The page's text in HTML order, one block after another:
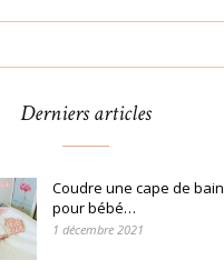
Derniers articles
Coudre une cape de bain
pour bébé…
1 décembre 2021